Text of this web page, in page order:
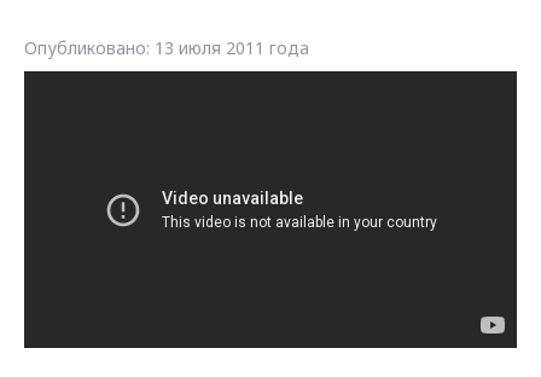
Опубликовано: 13 июля 2011 года